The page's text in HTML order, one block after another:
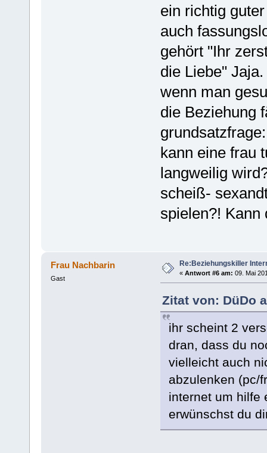
ein richtig
auch
gehört "Ihr
die Liebe"
wenn man
die Beziehung
kann eine frau
langweilig
scheiß-
spielen?! Kann
Frau Nachbarin
Gast
Re:Beziehungskiller
« Antwort #6 am: 09. Mai
Zitat von: DüDo
ihr scheint 2
dran, dass du
vielleicht auch
abzulenken (pc/
internet um hilfe
erwünschst du